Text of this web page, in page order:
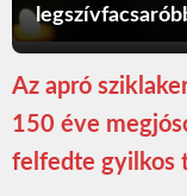
Az apró
150 éve
felfedte gyilkos